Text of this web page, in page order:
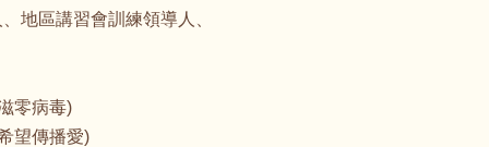
地區講習會訓練領導人、
零病毒)
望傳播愛)